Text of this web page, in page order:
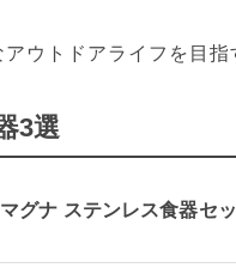
ウトドアライフを目指
3選
グナ ステンレス食器セッ